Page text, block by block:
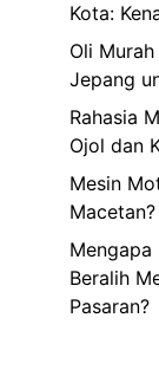
Kota:
Oli
Jepang
Rahasia
Ojol dan
Mesin
Mengapa
Beralih
Pasaran?